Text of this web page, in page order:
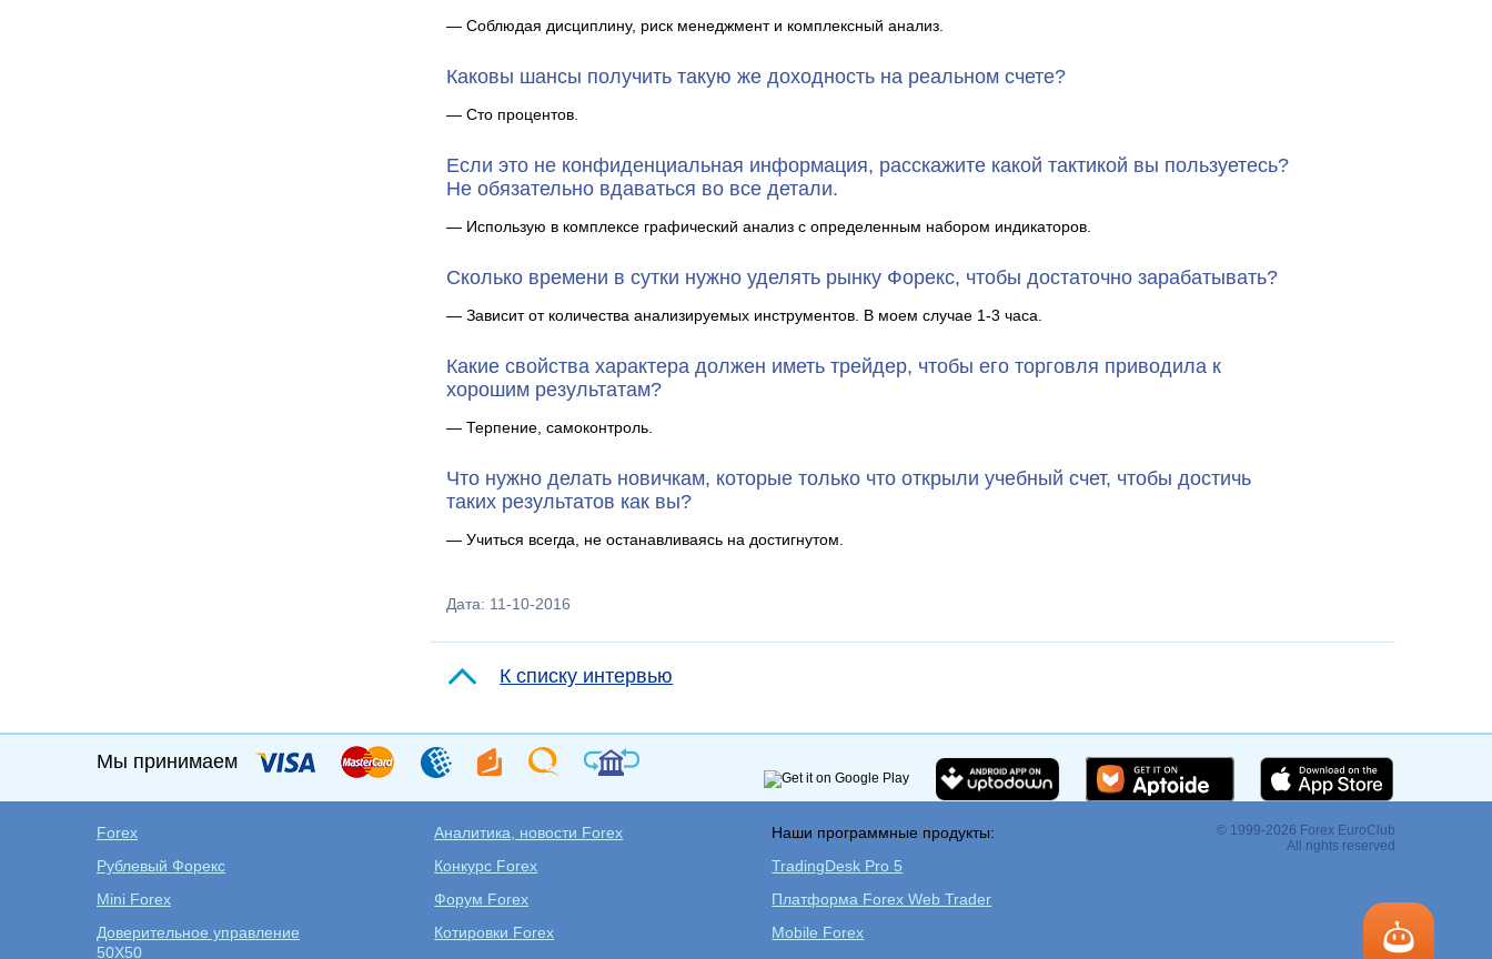
— Соблюдая дисциплину, риск менеджмент и комплексный анализ.
Каковы шансы получить такую же доходность на реальном счете?
— Сто процентов.
Если это не конфиденциальная информация, расскажите какой тактикой вы пользуетесь?
Не обязательно вдаваться во все детали.
— Использую в комплексе графический анализ с определенным набором индикаторов.
Сколько времени в сутки нужно уделять рынку Форекс, чтобы достаточно зарабатывать?
— Зависит от количества анализируемых инструментов. В моем случае 1-3 часа.
Какие свойства характера должен иметь трейдер, чтобы его торговля приводила к
хорошим результатам?
— Терпение, самоконтроль.
Что нужно делать новичкам, которые только что открыли учебный счет, чтобы достичь
таких результатов как вы?
— Учиться всегда, не останавливаясь на достигнутом.
Дата: 11-10-2016
К списку интервью
Мы принимаем
Forex
Рублевый Форекс
Mini Forex
Доверительное управление
50X50
Аналитика, новости Forex
Конкурс Forex
Форум Forex
Котировки Forex
Наши программные продукты:
TradingDesk Pro 5
Платформа Forex Web Trader
Mobile Forex
© 1999-2026 Forex EuroClub
All rights reserved